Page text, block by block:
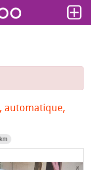
automatique,